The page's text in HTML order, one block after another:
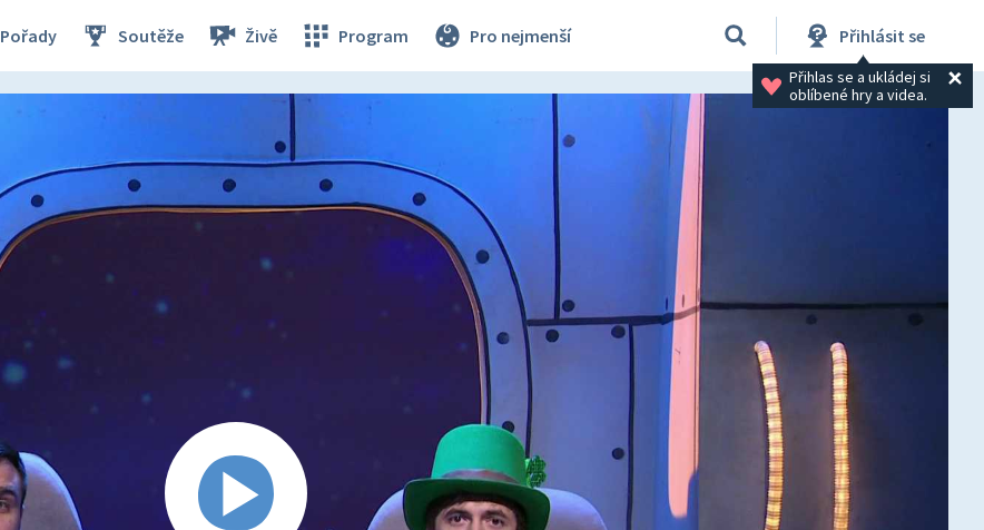
Pořady Soutěže Živě Program Pro nejmenší Přihlásit se
Přihlas se a ukládej si
oblíbené hry a videa.